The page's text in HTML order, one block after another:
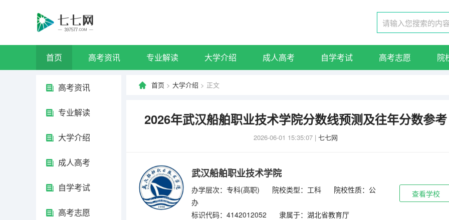
首页 高考资讯 专业解读 大学介绍 成人高考 自学考试 高考志愿 院
高考资讯
专业解读
大学介绍
成人高考
自学考试
高考志愿
首页 > 大学介绍 > 正文
2026年武汉船舶职业技术学院分数线预测及往年分数参考
2026-06-01 15:35:07 | 七七网
武汉船舶职业技术学院
办学层次：专科(高职) 院校类型：工科
院校性质：公
办
标识代码：4142012052
隶属于：湖北省教育厅
查看学校